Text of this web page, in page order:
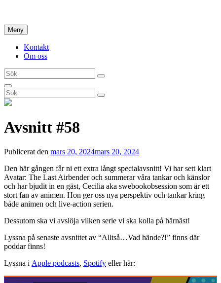
innehåll
Meny
Kontakt
Om oss
Sök
efter:
Sök
Sök
Sök
efter:
Sök
Avsnitt #58
Publicerat den mars 20, 2024mars 20, 2024
Den här gången får ni ett extra långt specialavsnitt! Vi har sett klart
Avatar: The Last Airbender och summerar våra tankar och känslor
och har bjudit in en gäst, Cecilia aka swebookobsession som är ett
stort fan av animen. Hon ger oss nya perspektiv och tankar kring
både animen och live-action serien.
Dessutom ska vi avslöja vilken serie vi ska kolla på härnäst!
Lyssna på senaste avsnittet av “Alltså…Vad hände?!” finns där
poddar finns!
Lyssna i Apple podcasts, Spotify eller här: